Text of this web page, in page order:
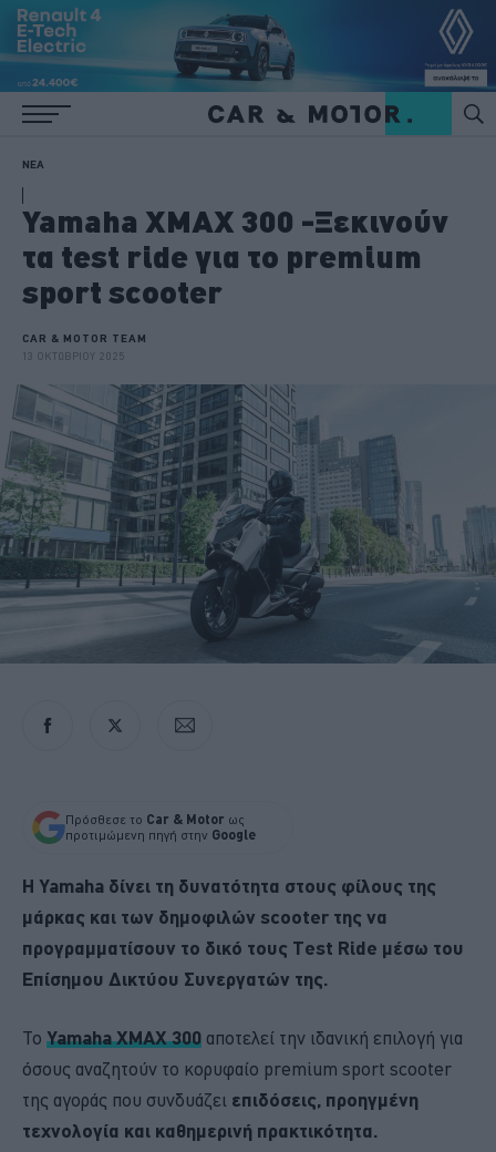
ΝΕΑ
Yamaha XMAX 300 -Ξεκινούν
τα test ride για το premium
sport scooter
CAR & MOTOR TEAM
13 ΟΚΤΩΒΡΙΟΥ 2025
Πρόσθεσε το Car & Motor ως
προτιμώμενη πηγή στην Google
Η Yamaha δίνει τη δυνατότητα στους φίλους της
μάρκας και των δημοφιλών scooter της να
προγραμματίσουν το δικό τους Test Ride μέσω του
Επίσημου Δικτύου Συνεργατών της.
Το Yamaha XMAX 300 αποτελεί την ιδανική επιλογή για
όσους αναζητούν το κορυφαίο premium sport scooter
της αγοράς που συνδυάζει επιδόσεις, προηγμένη
τεχνολογία και καθημερινή πρακτικότητα.